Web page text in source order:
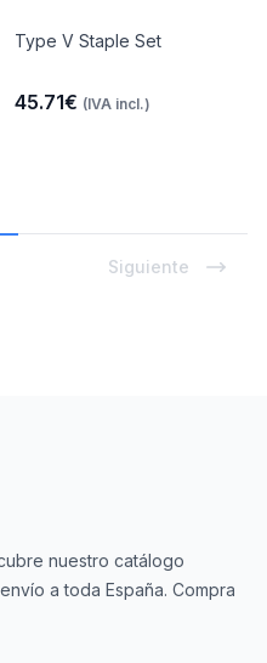
Type V Staple Set
45.71€ (IVA incl.)
Siguiente
nuestro catálogo
a toda España. Compra